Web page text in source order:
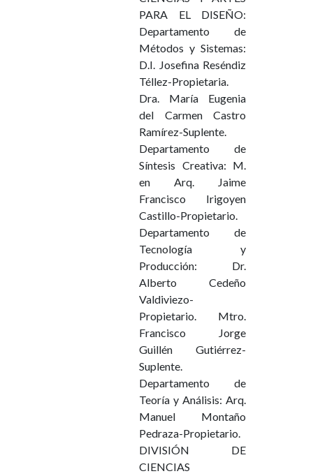
PARA EL DISEÑO:
Departamento de
Métodos y Sistemas:
D.I. Josefina Reséndiz
Téllez-Propietaria.
Dra. María Eugenia
del Carmen Castro
Ramírez-Suplente.
Departamento de
Síntesis Creativa: M.
en Arq. Jaime
Francisco Irigoyen
Castillo-Propietario.
Departamento de
Tecnología y
Producción: Dr.
Alberto Cedeño
Valdiviezo-
Propietario. Mtro.
Francisco Jorge
Guillén Gutiérrez-
Suplente.
Departamento de
Teoría y Análisis: Arq.
Manuel Montaño
Pedraza-Propietario.
DIVISIÓN DE
CIENCIAS